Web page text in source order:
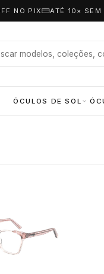
NO PIX ATÉ 10× SEM
ÓCULOS DE SOL